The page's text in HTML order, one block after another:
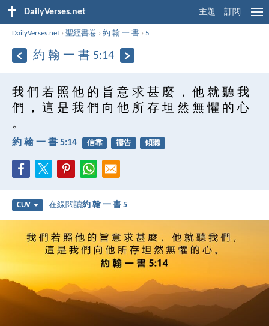
DailyVerses.net 主題 訂閱
DailyVerses.net ›聖經書卷 ›約 翰 一 書 ›5
約 翰 一 書 5:14
我 們 若 照 他 的 旨 意 求 甚 麼 ， 他 就 聽 我
們 ， 這 是 我 們 向 他 所 存 坦 然 無 懼 的 心
。
約 翰 一 書 5:14 信靠 禱告 傾聽
CUV 在線閱讀約 翰 一 書 5